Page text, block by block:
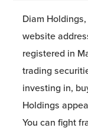
Diam
website
registered in
trading
investing in,
Holdings
You can fight